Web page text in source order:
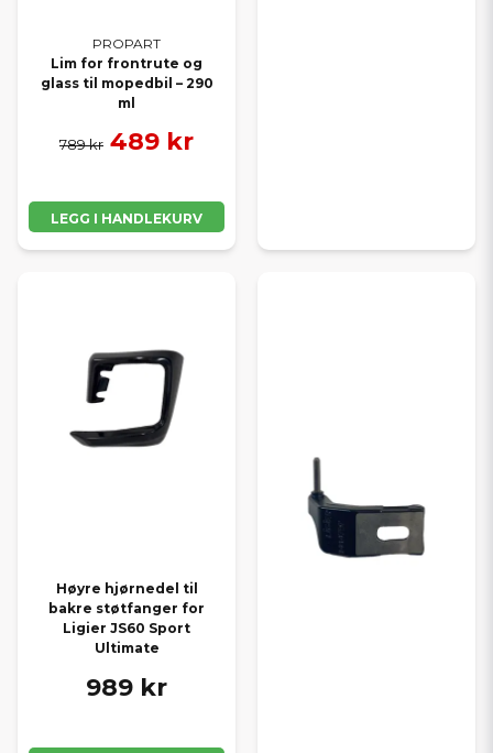
PROPART
Lim for frontrute og
glass til mopedbil – 290
ml
789 kr 489 kr
LEGG I HANDLEKURV
Høyre hjørnedel til
bakre støtfanger for
Ligier JS60 Sport
Ultimate
989 kr